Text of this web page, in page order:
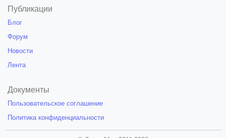
Публикации
Блог
Форум
Новости
Лента
Документы
Пользовательское соглашение
Политика конфиденциальности